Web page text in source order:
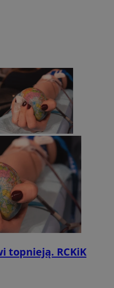
topnieją. RCKiK